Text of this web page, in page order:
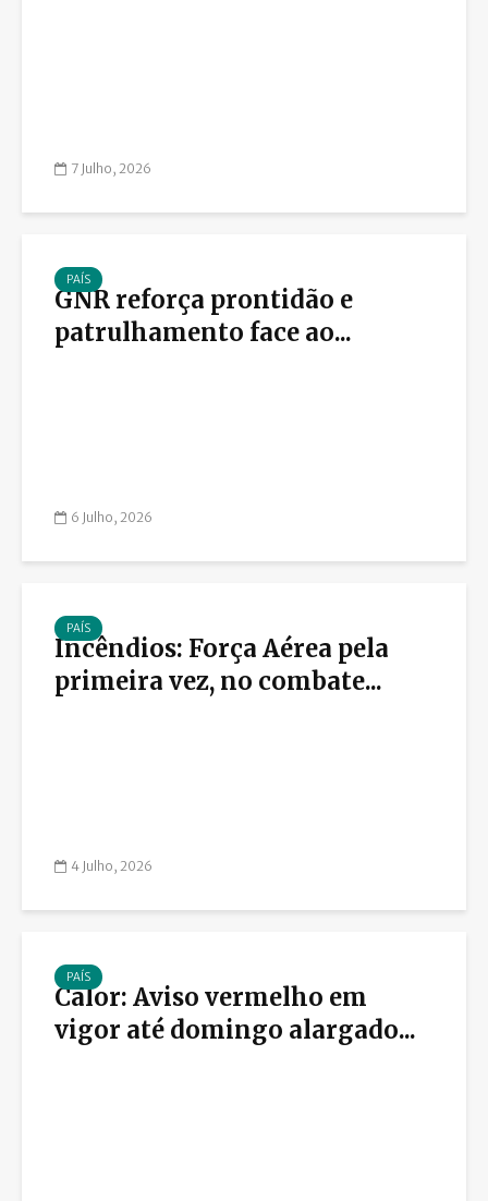
7 Julho, 2026
PAÍS
GNR reforça prontidão e
patrulhamento face ao...
6 Julho, 2026
PAÍS
Incêndios: Força Aérea pela
primeira vez, no combate...
4 Julho, 2026
PAÍS
Calor: Aviso vermelho em
vigor até domingo alargado...